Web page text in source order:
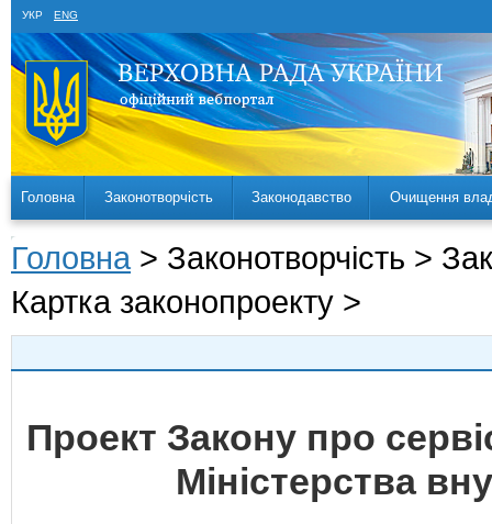
УКР ENG
Головна Законотворчість Законодавство Очищення
Головна > Законотворчість >
Картка законопроекту >
Проект Закону про
Міністерства